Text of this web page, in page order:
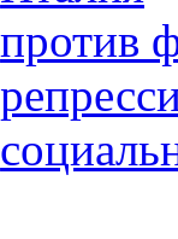
против